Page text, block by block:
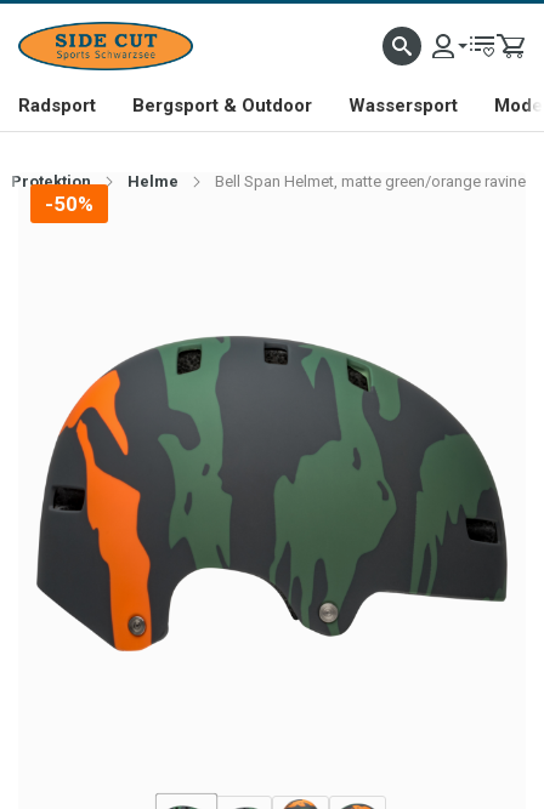
Radsport Bergsport & Outdoor Wassersport
Protektion Helme Bell Span Helmet, matte green/orange ravine
-50%